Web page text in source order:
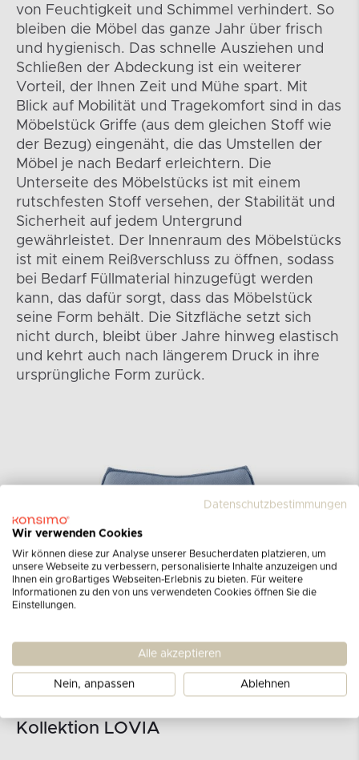
von Feuchtigkeit und Schimmel verhindert. So
bleiben die Möbel das ganze Jahr über frisch
und hygienisch. Das schnelle Ausziehen und
Schließen der Abdeckung ist ein weiterer
Vorteil, der Ihnen Zeit und Mühe spart. Mit
Blick auf Mobilität und Tragekomfort sind in das
Möbelstück Griffe (aus dem gleichen Stoff wie
der Bezug) eingenäht, die das Umstellen der
Möbel je nach Bedarf erleichtern. Die
Unterseite des Möbelstücks ist mit einem
rutschfesten Stoff versehen, der Stabilität und
Sicherheit auf jedem Untergrund
gewährleistet. Der Innenraum des Möbelstücks
ist mit einem Reißverschluss zu öffnen, sodass
bei Bedarf Füllmaterial hinzugefügt werden
kann, das dafür sorgt, dass das Möbelstück
seine Form behält. Die Sitzfläche setzt sich
nicht durch, bleibt über Jahre hinweg elastisch
und kehrt auch nach längerem Druck in ihre
ursprüngliche Form zurück.
Kollektion LOVIA
Datenschutzbestimmungen
Wir verwenden Cookies
Wir können diese zur Analyse unserer Besucherdaten platzieren, um
unsere Webseite zu verbessern, personalisierte Inhalte anzuzeigen und
Ihnen ein großartiges Webseiten-Erlebnis zu bieten. Für weitere
Informationen zu den von uns verwendeten Cookies öffnen Sie die
Einstellungen.
Alle akzeptieren
Nein, anpassen Ablehnen